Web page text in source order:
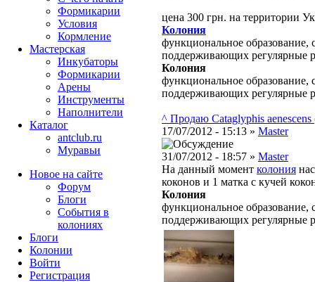
цена 300 грн. на территории
Колония
функциональное образование,
поддерживающих регулярные
Колония
функциональное образование,
поддерживающих регулярные
^ Продаю Cataglyphis aenescens
17/07/2012 - 15:13 » Master
31/07/2012 - 18:57 » Master
На данный момент колония
коконов и 1 матка с кучей
Колония
функциональное образование,
поддерживающих регулярные
Формикарии
Условия
Кормление
Мастерская
Инкубаторы
Формикарии
Арены
Инструменты
Наполнители
Каталог
antclub.ru
Муравьи
Новое на сайте
Форум
Блоги
События в
колониях
Блоги
Колонии
Войти
Peгиcтpaция